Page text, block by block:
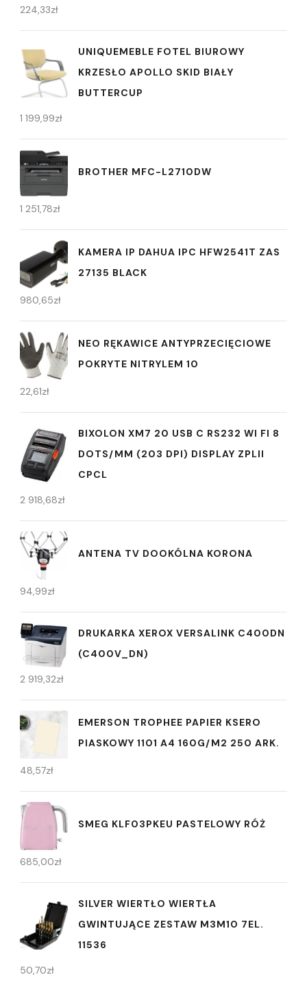
224,33zł
UNIQUEMEBLE FOTEL BIUROWY
KRZESŁO APOLLO SKID BIAŁY
BUTTERCUP
1 199,99zł
BROTHER MFC-L2710DW
1 251,78zł
KAMERA IP DAHUA IPC HFW2541T ZAS
27135 BLACK
980,65zł
NEO RĘKAWICE ANTYPRZECIĘCIOWE
POKRYTE NITRYLEM 10
22,61zł
BIXOLON XM7 20 USB C RS232 WI FI 8
DOTS/MM (203 DPI) DISPLAY ZPLII
CPCL
2 918,68zł
ANTENA TV DOOKÓLNA KORONA
94,99zł
DRUKARKA XEROX VERSALINK C400DN
(C400V_DN)
2 919,32zł
EMERSON TROPHEE PAPIER KSERO
PIASKOWY 1101 A4 160G/M2 250 ARK.
48,57zł
SMEG KLF03PKEU PASTELOWY RÓŻ
685,00zł
SILVER WIERTŁO WIERTŁA
GWINTUJĄCE ZESTAW M3M10 7EL.
11536
50,70zł